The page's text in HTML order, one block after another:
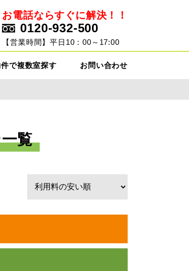
お電話ならすぐに解決！！
0120-932-500
【営業時間】平日10：00～17:00
件で複数室探す お問い合わせ
覧